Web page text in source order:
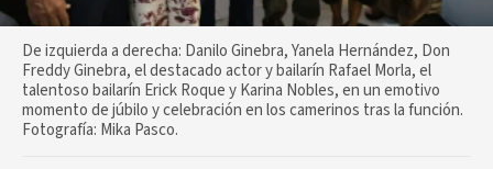
De izquierda a derecha: Danilo Ginebra, Yanela Hernández, Don
Freddy Ginebra, el destacado actor y bailarín Rafael Morla, el
talentoso bailarín Erick Roque y Karina Nobles, en un emotivo
momento de júbilo y celebración en los camerinos tras la función.
Fotografía: Mika Pasco.